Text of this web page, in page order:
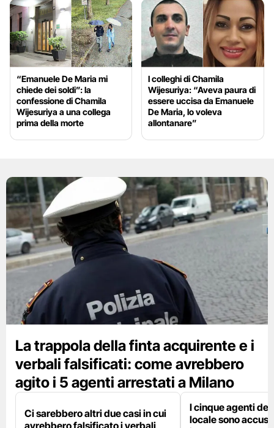
“Emanuele De Maria mi
chiede dei soldi”: la
confessione di Chamila
Wijesuriya a una collega
prima della morte
I colleghi di Chamila
Wijesuriya: “Aveva paura di
essere uccisa da Emanuele
De Maria, lo voleva
allontanare”
La trappola della finta acquirente e i
verbali falsificati: come avrebbero
agito i 5 agenti arrestati a Milano
Ci sarebbero altri due casi in cui
I cinque agenti
locale sono